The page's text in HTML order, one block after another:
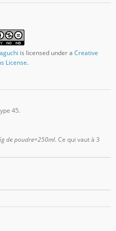
is licensed under a Creative
License.
45.
de poudre=250ml. Ce qui vaut à 3